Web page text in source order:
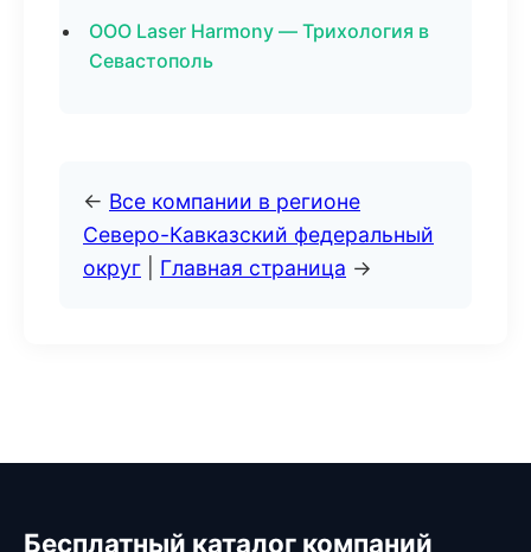
ООО Laser Harmony — Трихология в
Севастополь
← Все компании в регионе
Северо-Кавказский федеральный
округ
Главная страница →
Бесплатный каталог компаний